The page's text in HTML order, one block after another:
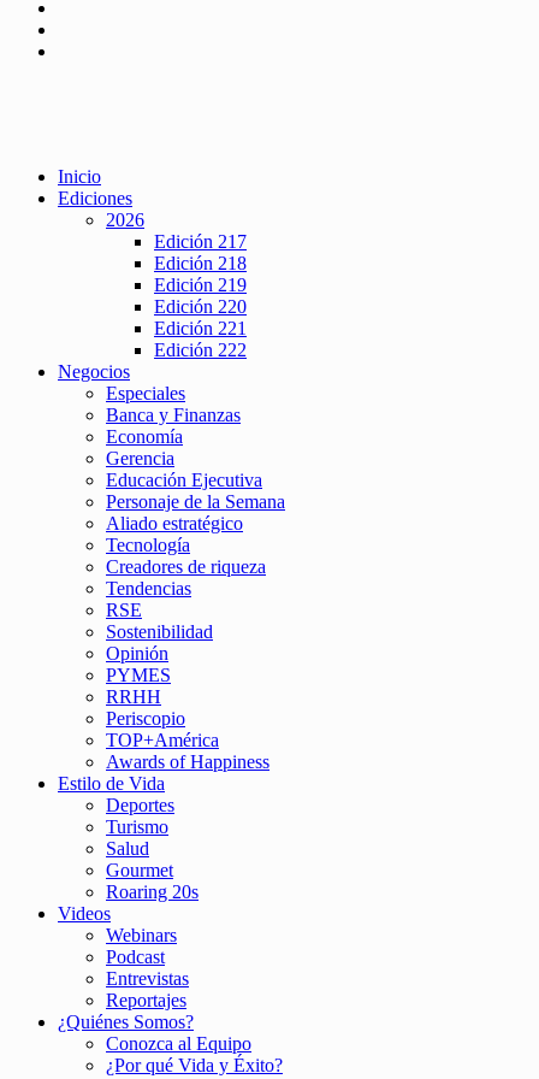
Inicio
Ediciones
2026
Edición 217
Edición 218
Edición 219
Edición 220
Edición 221
Edición 222
Negocios
Especiales
Banca y Finanzas
Economía
Gerencia
Educación Ejecutiva
Personaje de la Semana
Aliado estratégico
Tecnología
Creadores de riqueza
Tendencias
RSE
Sostenibilidad
Opinión
PYMES
RRHH
Periscopio
TOP+América
Awards of Happiness
Estilo de Vida
Deportes
Turismo
Salud
Gourmet
Roaring 20s
Videos
Webinars
Podcast
Entrevistas
Reportajes
¿Quiénes Somos?
Conozca al Equipo
¿Por qué Vida y Éxito?